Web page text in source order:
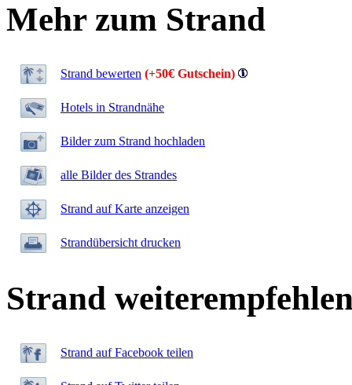
Mehr zum Strand
Strand bewerten (+50€ Gutschein)
Hotels in Strandnähe
Bilder zum Strand hochladen
alle Bilder des Strandes
Strand auf Karte anzeigen
Strandübersicht drucken
Strand
Strand auf Facebook teilen